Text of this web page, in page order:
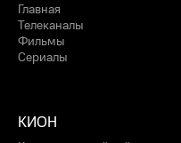
Главная
Телеканалы
Фильмы
Сериалы
КИОН